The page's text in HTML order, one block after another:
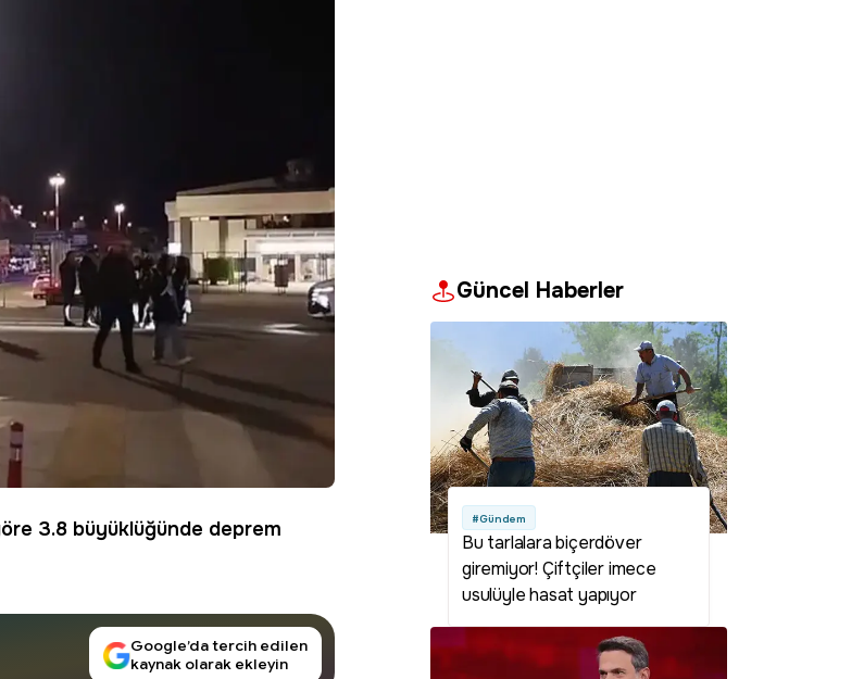
3.8 büyüklüğünde deprem
Google’da tercih edilen
kaynak olarak ekleyin
Güncel Haberler
#Gündem
Bu tarlalara biçerdöver
giremiyor! Çiftçiler imece
usulüyle hasat yapıyor